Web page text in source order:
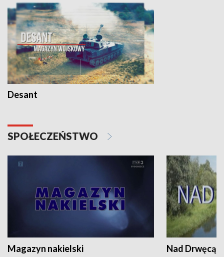
Desant
SPOŁECZEŃSTWO
Magazyn nakielski Nad Drwęcą